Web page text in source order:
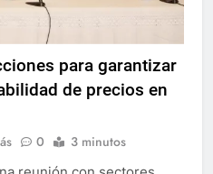
para garantizar
de precios en
0 3 minutos